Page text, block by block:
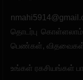
தொடர்பு
பெண்கள்,
உங்கள் ரகசியங்கள்